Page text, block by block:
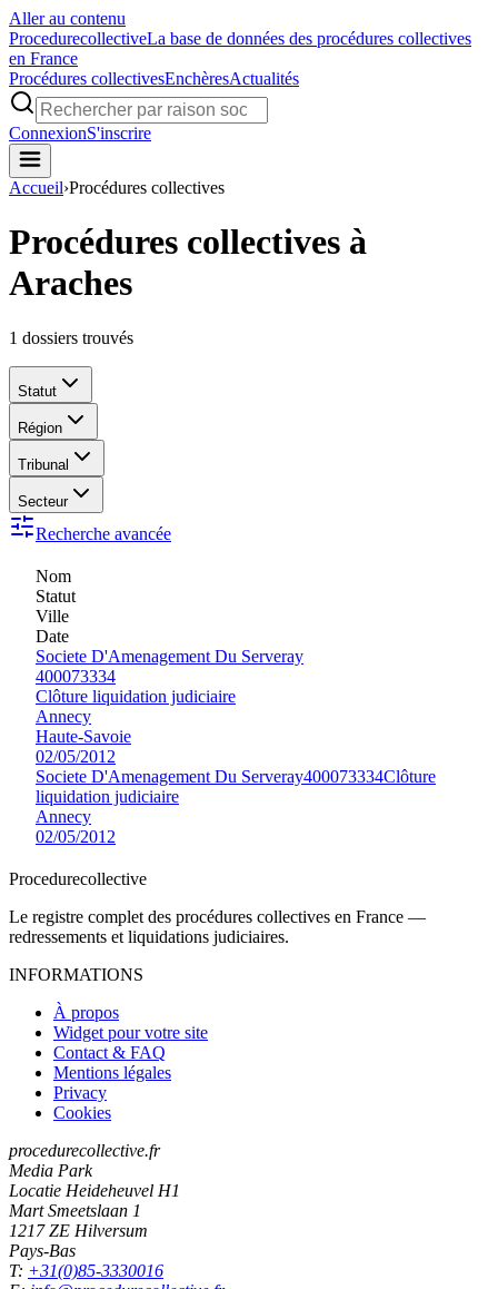
Aller au contenu
ProcedurecollectiveLa base de données des procédures collectives
en France
Procédures collectivesEnchèresActualités
ConnexionS'inscrire
Accueil›Procédures collectives
Procédures collectives à
Araches
1 dossiers trouvés
Statut
Région
Tribunal
Secteur
Recherche avancée
Nom
Statut
Ville
Date
Societe D'Amenagement Du Serveray
400073334
Clôture liquidation judiciaire
Annecy
Haute-Savoie
02/05/2012
Societe D'Amenagement Du Serveray400073334Clôture
liquidation judiciaire
Annecy
02/05/2012
Procedurecollective
Le registre complet des procédures collectives en France —
redressements et liquidations judiciaires.
INFORMATIONS
À propos
Widget pour votre site
Contact & FAQ
Mentions légales
Privacy
Cookies
procedurecollective.fr
Media Park
Locatie Heideheuvel H1
Mart Smeetslaan 1
1217 ZE Hilversum
Pays-Bas
T: +31(0)85-3330016